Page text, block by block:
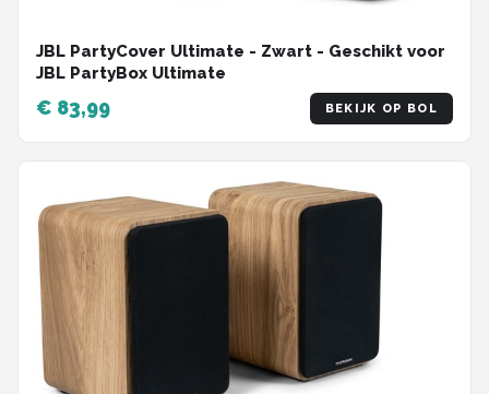
JBL PartyCover Ultimate - Zwart - Geschikt voor
JBL PartyBox Ultimate
€ 83,99 BEKIJK OP BOL